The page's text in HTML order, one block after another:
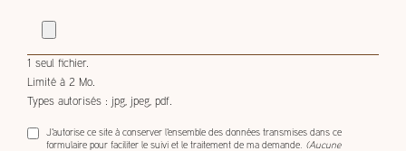
1 seul fichier.
Limité à 2 Mo.
Types autorisés : jpg, jpeg, pdf.
J'autorise ce site à conserver l'ensemble des données transmises dans ce
formulaire pour faciliter le suivi et le traitement de ma demande.
(Aucune